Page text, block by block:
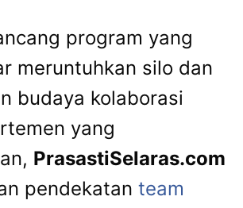
program yang
meruntuhkan silo dan
budaya kolaborasi
yang
PrasastiSelaras.com
pendekatan team